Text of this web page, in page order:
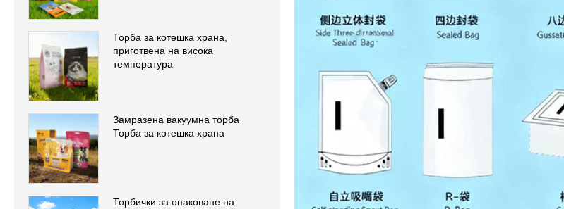
Торба за котешка храна,
приготвена на висока
температура
Замразена вакуумна торба
Торба за котешка храна
Торбички за опаковане на